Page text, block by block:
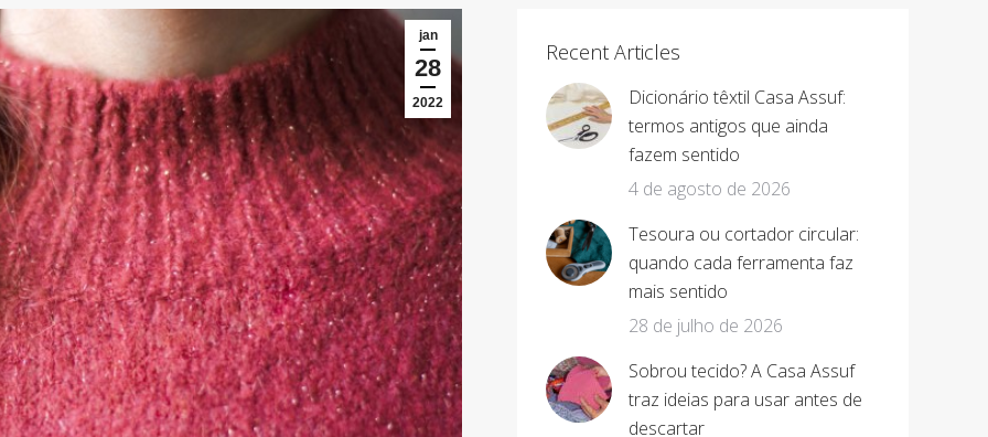
jan
28
2022
Recent Articles
Dicionário têxtil Casa Assuf:
termos antigos que ainda
fazem sentido
4 de agosto de 2026
Tesoura ou cortador circular:
quando cada ferramenta faz
mais sentido
28 de julho de 2026
Sobrou tecido? A Casa Assuf
traz ideias para usar antes de
descartar